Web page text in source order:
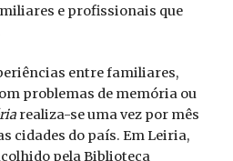
e profissionais que
entre familiares,
problemas de memória ou
realiza-se uma vez por mês
cidades do país. Em Leiria,
pela Biblioteca